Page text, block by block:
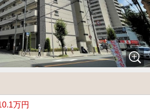
万円